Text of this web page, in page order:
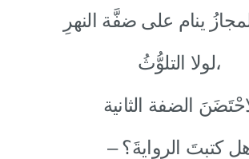
لولا التلوُّثُ،
الضفة الثانية
هل كتبتَ الروايةَ؟